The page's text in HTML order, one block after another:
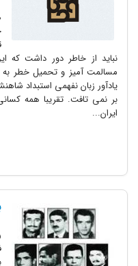
نباید از خاطر دور داشت که
مسالمت آمیز و تحمیل خطر به
یادآور زبان نفهمی استبداد
بر نمی تافت. تقریبا همه
ایران...